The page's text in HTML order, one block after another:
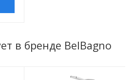
в бренде BelBagno